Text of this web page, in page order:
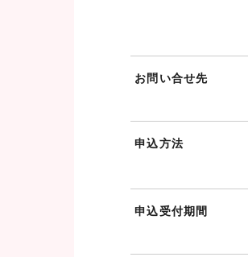
お問い合せ先
申込方法
申込受付期間